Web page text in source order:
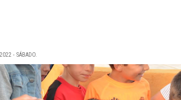
- SÁBADO.